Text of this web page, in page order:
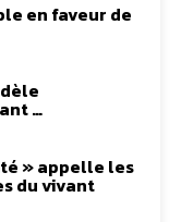
en faveur de
…
» appelle les
du vivant